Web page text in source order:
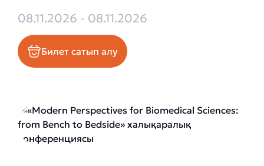
08.11.2026 - 08.11.2026
Билет сатып алу